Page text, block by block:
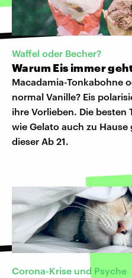
Waffel oder Becher?
Warum Eis immer
Macadamia-Tonkabohne
normal Vanille? Eis
ihre Vorlieben. Die besten
wie Gelato auch zu Hause
dieser Ab 21.
Corona-Krise und Psyche